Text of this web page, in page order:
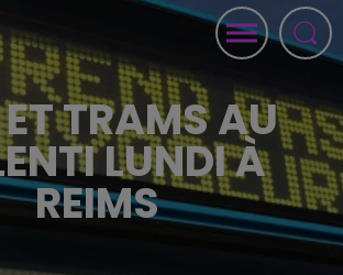
TRAMS AU
LUNDI À
REIMS